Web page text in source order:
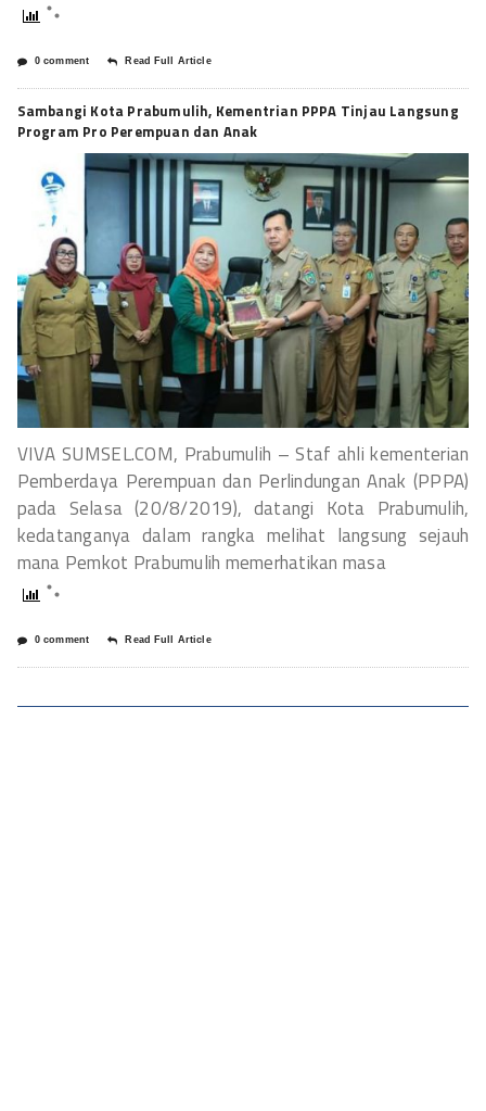
0 comment Read Full Article
Sambangi Kota Prabumulih, Kementrian PPPA Tinjau Langsung
Program Pro Perempuan dan Anak
VIVA SUMSEL.COM, Prabumulih – Staf ahli kementerian
Pemberdaya Perempuan dan Perlindungan Anak (PPPA)
pada Selasa (20/8/2019), datangi Kota Prabumulih,
kedatanganya dalam rangka melihat langsung sejauh
mana Pemkot Prabumulih memerhatikan masa
0 comment Read Full Article